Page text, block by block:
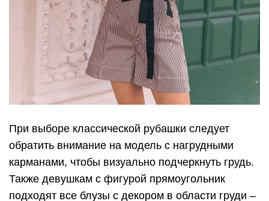
При выборе классической рубашки следует
обратить внимание на модель с нагрудными
карманами, чтобы визуально подчеркнуть грудь.
Также девушкам с фигурой прямоугольник
подходят все блузы с декором в области груди –